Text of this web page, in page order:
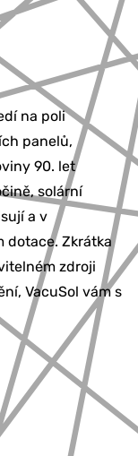
na poli
panelů,
90. let
solární
a v
dotace. Zkrátka
zdroji
VacuSol vám s